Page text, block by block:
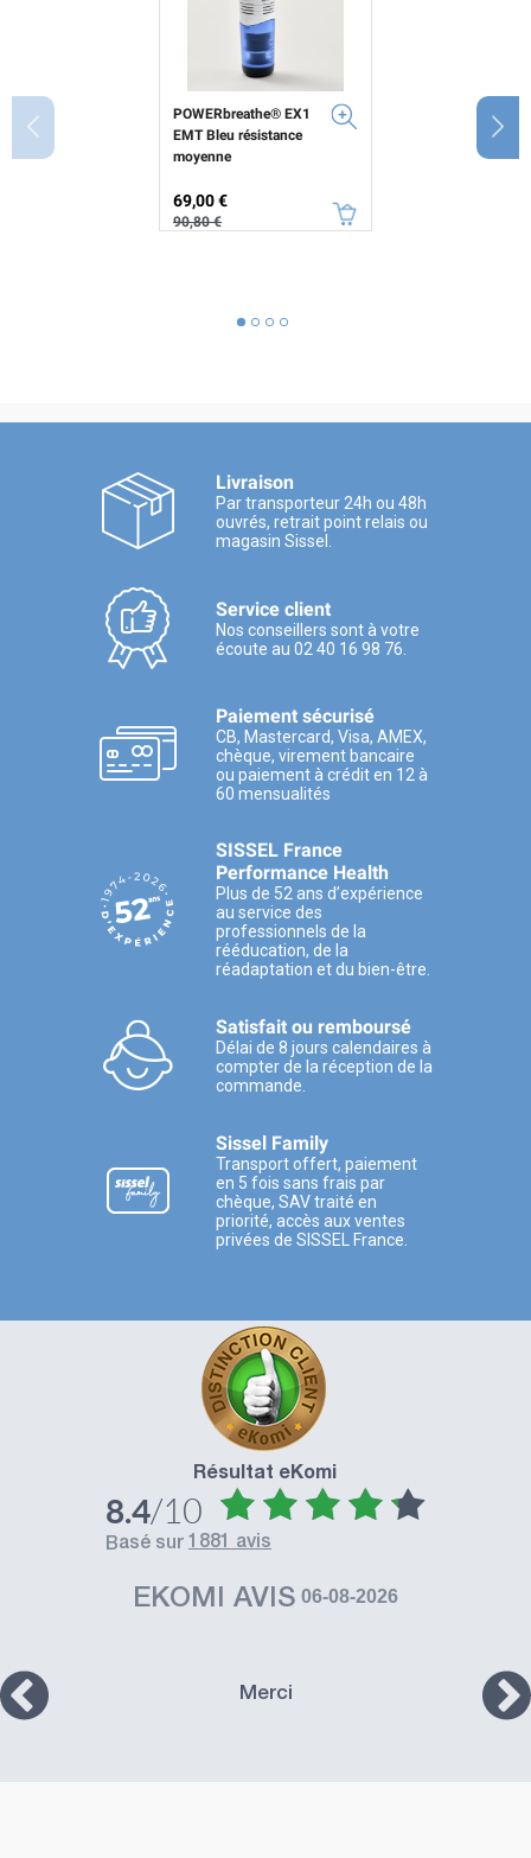
POWERbreathe® EX1
EMT Bleu résistance
moyenne
Prix
69,00 € Prix de base
90,80 €
Livraison
Par transporteur 24h ou 48h
ouvrés, retrait point relais ou
magasin Sissel.
Service client
Nos conseillers sont à votre
écoute au 02 40 16 98 76.
Paiement sécurisé
CB, Mastercard, Visa, AMEX,
chèque, virement bancaire
ou paiement à crédit en 12 à
60 mensualités
SISSEL France
Performance Health
Plus de 52 ans d’expérience
au service des
professionnels de la
rééducation, de la
réadaptation et du bien-être.
Satisfait ou remboursé
Délai de 8 jours calendaires à
compter de la réception de la
commande.
Sissel Family
Transport offert, paiement
en 5 fois sans frais par
chèque, SAV traité en
priorité, accès aux ventes
privées de SISSEL France.
Résultat eKomi
8.4/10
basé sur 1881 avis
EKOMI AVIS 06-08-2026
Merci